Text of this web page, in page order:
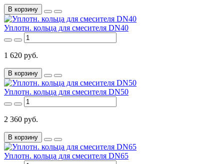
В корзину
Уплотн. кольца для смесителя DN40
1 620 руб.
В корзину
Уплотн. кольца для смесителя DN50
2 360 руб.
В корзину
Уплотн. кольца для смесителя DN65